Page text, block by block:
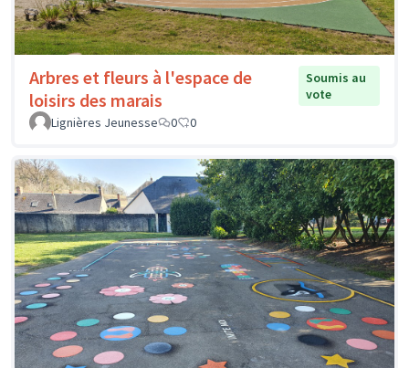
Arbres et fleurs à l'espace de
loisirs des marais
Soumis au
vote
Lignières Jeunesse
0 0